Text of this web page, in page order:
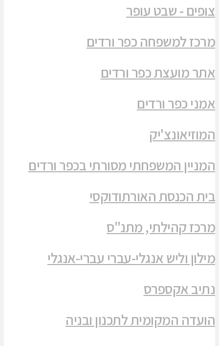
צופים - שבט עופר
מרכז למשפחה כפר ורדים
אתר מועצת כפר ורדים
אמני כפר ורדים
המוזיאונצ'יק
המניין המשפחתי מסורתי בכפר ורדים
בית הכנסת האורתודוקסי
מרכז קהילתי, מתנ"ס
מילון וליש אנגלי-עברי עברי-אנגלי
נתיב אקספרס
הועדה המקומית לתכנון ובניה